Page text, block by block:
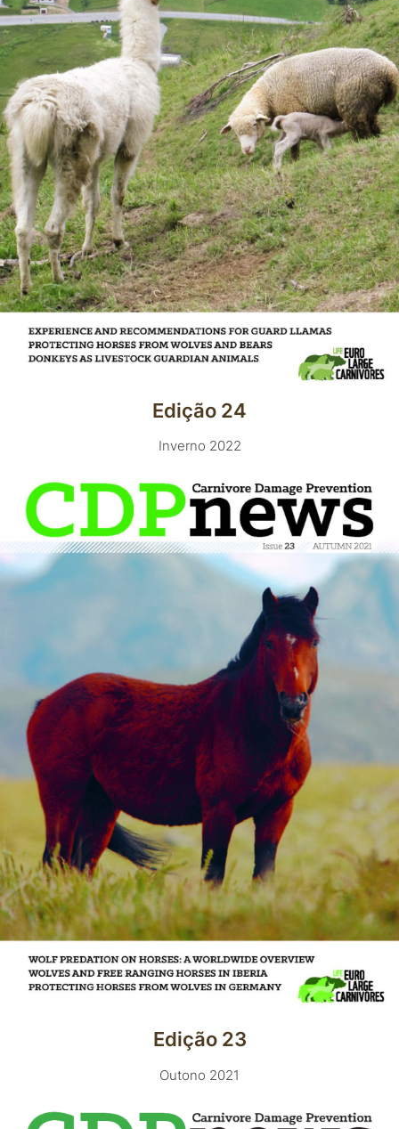
Edição 24
Inverno 2022
Edição 23
Outono 2021